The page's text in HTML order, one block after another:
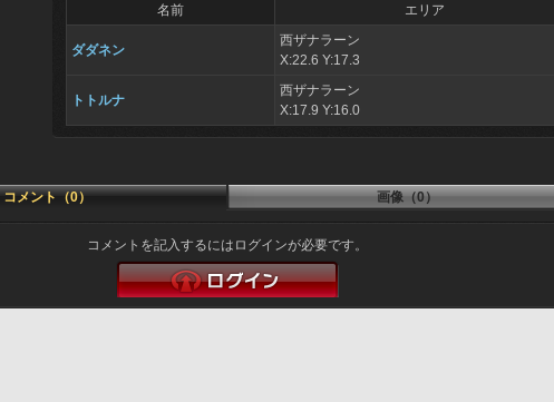
名前
エリア
ダダネン
西ザナラーン
X:22.6 Y:17.3
トトルナ
西ザナラーン
X:17.9 Y:16.0
コメント（0） 画像（0）
コメントを記入するにはログインが必要です。